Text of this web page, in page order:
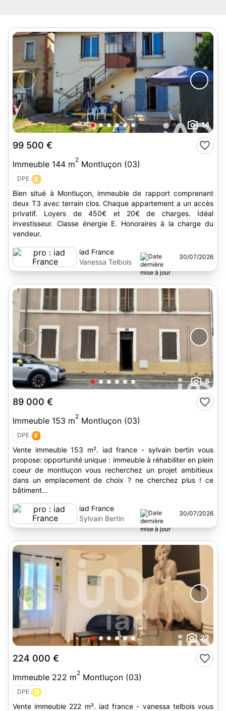
14
99 500 €
Immeuble 144 m2 Montluçon (03)
DPE : E
Bien situé à Montluçon, immeuble de rapport comprenant
deux T3 avec terrain clos. Chaque appartement a un accès
privatif. Loyers de 450€ et 20€ de charges. Idéal
investisseur. Classe énergie E. Honoraires à la charge du
vendeur.
iad France
Vanessa Telbois
30/07/2026
8
89 000 €
Immeuble 153 m2 Montluçon (03)
DPE : F
Vente immeuble 153 m². iad france - sylvain bertin vous
propose: opportunité unique : immeuble à réhabiliter en plein
coeur de montluçon vous recherchez un projet ambitieux
dans un emplacement de choix ? ne cherchez plus ! ce
bâtiment...
iad France
Sylvain Bertin
30/07/2026
22
224 000 €
Immeuble 222 m2 Montluçon (03)
DPE : D
Vente immeuble 222 m². iad france - vanessa telbois vous